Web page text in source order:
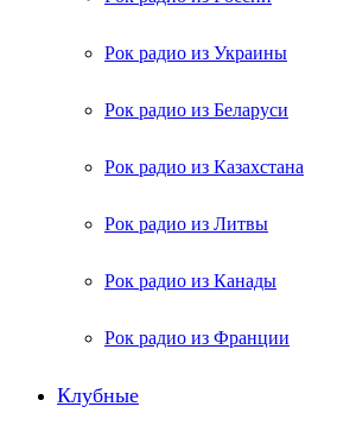
Рок радио из Украины
Рок радио из Беларуси
Рок радио из Казахстана
Рок радио из Литвы
Рок радио из Канады
Рок радио из Франции
Клубные